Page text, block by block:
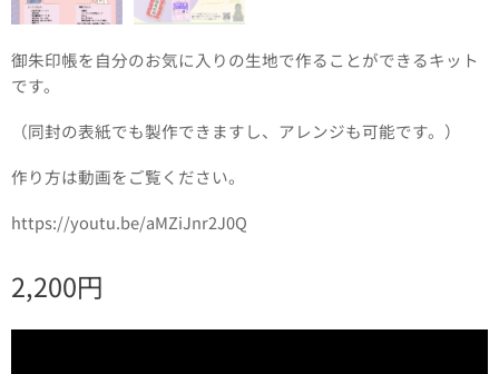
御朱印帳を自分のお気に入りの生地で作ることができるキット
です。
（同封の表紙でも製作できますし、アレンジも可能です。）
作り方は動画をご覧ください。
https://youtu.be/aMZiJnr2J0Q
2,200円